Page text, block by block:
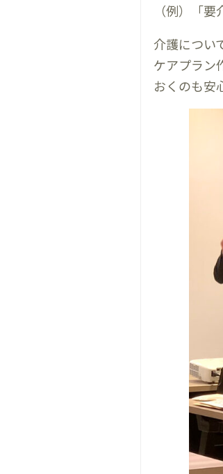
（例）「
介護につい
ケアプラン
おくのも安